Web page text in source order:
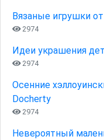
Вязаные игрушки
2974
Идеи украшения
2974
Осенние
Docherty
2974
Невероятный